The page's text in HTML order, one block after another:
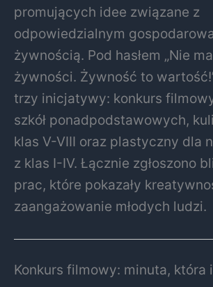
promujących idee związane z
odpowiedzialnym
żywnością. Pod hasłem „Nie
żywności. Żywność to
trzy inicjatywy: konkurs
szkół ponadpodstawowych,
klas V-VIII oraz plastyczny dla
z klas I-IV. Łącznie zgłoszono
prac, które pokazały
zaangażowanie młodych ludzi.
Konkurs filmowy: minuta, która